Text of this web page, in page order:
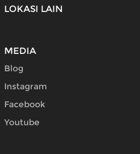
LOKASI LAIN
MEDIA
Blog
Instagram
Facebook
Youtube